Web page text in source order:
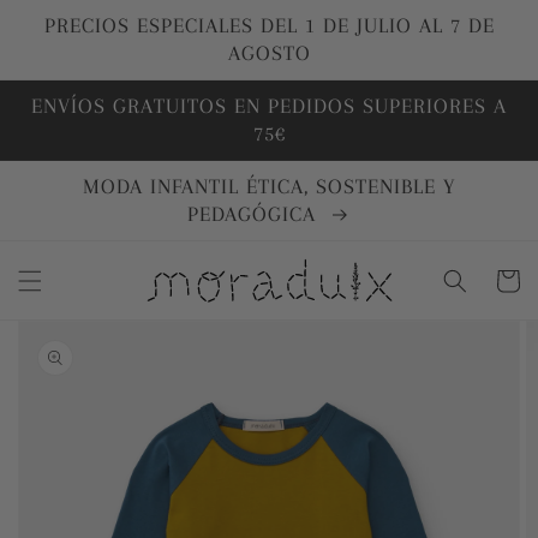
directamente
PRECIOS ESPECIALES DEL 1 DE JULIO AL 7 DE
AGOSTO
ENVÍOS GRATUITOS EN PEDIDOS SUPERIORES A
75€
MODA INFANTIL ÉTICA, SOSTENIBLE Y
PEDAGÓGICA
Carrito
información